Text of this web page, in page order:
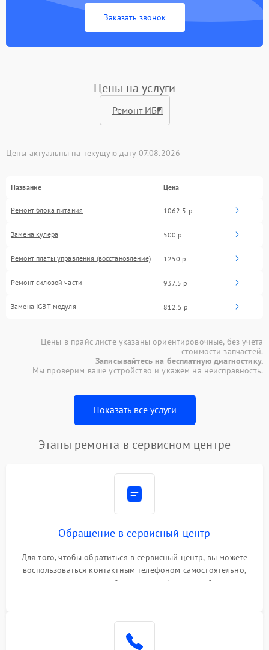
Заказать звонок
Цены на услуги
Цены актуальны на текущую дату 07.08.2026
Название Цена
Ремонт блока питания 1062.5 р
Замена кулера 500 р
Ремонт платы управления (восстановление) 1250 р
Ремонт силовой части 937.5 р
Замена IGBT-модуля 812.5 р
Цены в прайс-листе указаны ориентировочные, без учета
стоимости запчастей.
Записывайтесь на бесплатную диагностику.
Мы проверим ваше устройство и укажем на неисправность.
Показать все услуги
Этапы ремонта в сервисном центре
Обращение в сервисный центр
Для того, чтобы обратиться в сервисный центр, вы можете
воспользоваться контактным телефоном самостоятельно,
или оставить свой номер телефона на сайте